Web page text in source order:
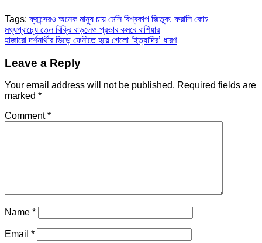
Tags: ফ্রান্সেরও অনেক মানুষ চায় মেসি বিশ্বকাপ জিতুক: ফরাসি কোচ
Post
navigation
মধ্যপ্রাচ্যে তেল বিক্রি বাড়লেও প্রভাব কমবে রাশিয়ার
হাজারো দর্শনার্থীর ভিড়ে ফেনীতে হয়ে গেলো ‘ইত্যাদির’ ধারণ
Leave a Reply
Your email address will not be published. Required fields are
marked *
Comment*
Name *
Email *